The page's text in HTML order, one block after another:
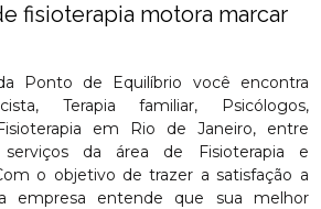
fisioterapia motora marcar
Ponto de Equilíbrio você encontra
Terapia familiar, Psicólogos,
em Rio de Janeiro, entre
da área de Fisioterapia e
o objetivo de trazer a satisfação a
empresa entende que sua melhor